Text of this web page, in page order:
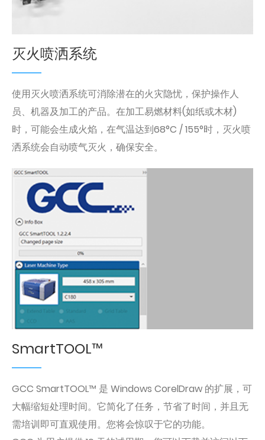
灭火喷洒系统
使用灭火喷洒系统可消除潜在的火灾隐忧，保护操作人
员、机器及加工的产品。在加工易燃材料(如纸或木材)
时，可能会生成火焰，在气温达到68°C / 155°时，灭火喷
洒系统会自动喷气灭火，确保安全。
SmartTOOL™
GCC SmartTOOL™ 是 Windows CorelDraw 的扩展，可
大幅缩短处理时间。它简化了任务，节省了时间，并且无
需培训即可直观使用。您将会惊叹于它的功能。